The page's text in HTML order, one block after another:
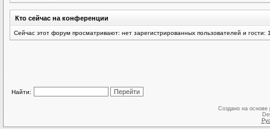
Кто сейчас на конференции
Сейчас этот форум просматривают: нет зарегистрированных пользователей и гости:
Найти:
Создано на основе